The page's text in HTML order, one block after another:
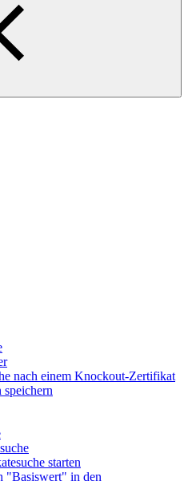
nach einem Knockout-Zertifikat
speichern
starten
"Basiswert" in den